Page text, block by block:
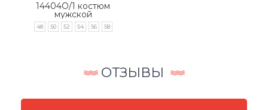
14404О/1 костюм
мужской
48 50 52 54 56 58
ОТЗЫВЫ